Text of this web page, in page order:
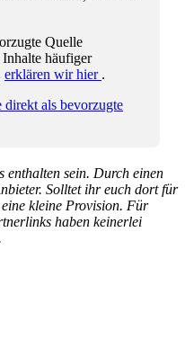
Quelle
häufiger
erklären wir hier .
als bevorzugte
enthalten sein. Durch einen
Solltet ihr euch dort für
kleine Provision. Für
haben keinerlei